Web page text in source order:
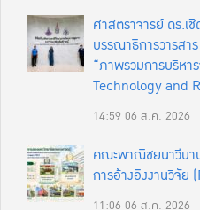
ศาสตราจารย์ ดร.เ
บรรณาธิการวารสา
“ภาพรวมการบริหา
Technology and
14:59 06 ส.ค. 2026
คณะพาณิชยนาวีนา
การอ้างอิงงานวิจัย
11:06 06 ส.ค. 2026